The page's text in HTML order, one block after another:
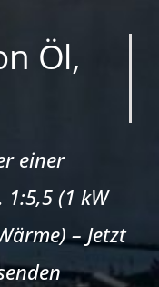
Öl,
einer
(1 kW
–Jetzt